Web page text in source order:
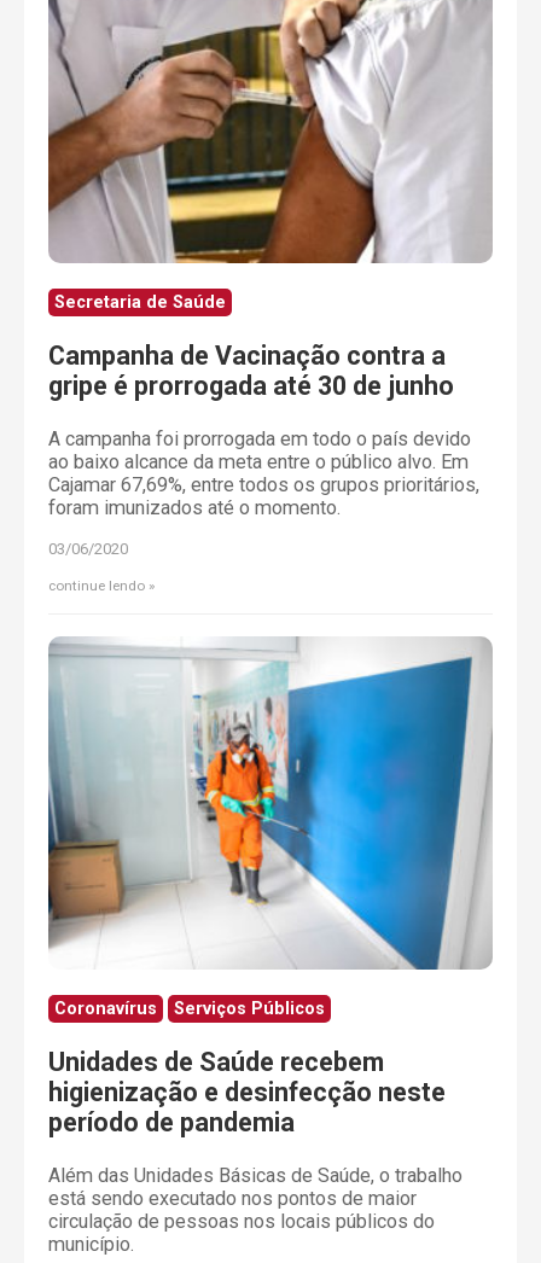
Secretaria de Saúde
Campanha de Vacinação contra a
gripe é prorrogada até 30 de junho
A campanha foi prorrogada em todo o país devido
ao baixo alcance da meta entre o público alvo. Em
Cajamar 67,69%, entre todos os grupos prioritários,
foram imunizados até o momento.
03/06/2020
continue lendo
Coronavírus Serviços Públicos
Unidades de Saúde recebem
higienização e desinfecção neste
período de pandemia
Além das Unidades Básicas de Saúde, o trabalho
está sendo executado nos pontos de maior
circulação de pessoas nos locais públicos do
município.